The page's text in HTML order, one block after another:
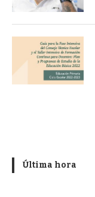
Última hora